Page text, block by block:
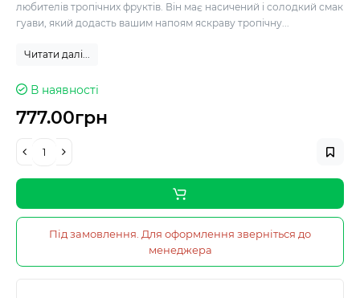
любителів тропічних фруктів. Він має насичений і солодкий смак
гуави, який додасть вашим напоям яскраву тропічну...
Читати далі...
В наявності
777.00грн
Під замовлення. Для оформлення зверніться до
менеджера